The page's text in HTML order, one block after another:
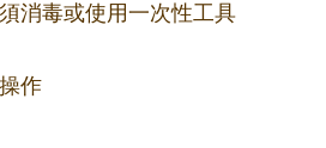
消毒或使用一次性工具
作